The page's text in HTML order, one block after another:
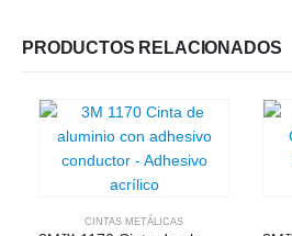
PRODUCTOS RELACIONADOS
CINTAS METÁLICAS